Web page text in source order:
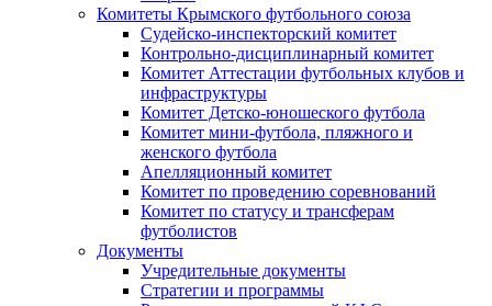
Комитеты Крымского футбольного союза
Судейско-инспекторский комитет
Контрольно-дисциплинарный комитет
Комитет Аттестации футбольных клубов и
инфраструктуры
Комитет Детско-юношеского футбола
Комитет мини-футбола, пляжного и
женского футбола
Апелляционный комитет
Комитет по проведению соревнований
Комитет по статусу и трансферам
футболистов
Документы
Учредительные документы
Стратегии и программы